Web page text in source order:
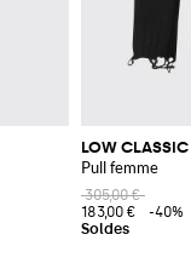
LOW CLASSIC
Pull femme
305,00 €
183,00 €
-40%